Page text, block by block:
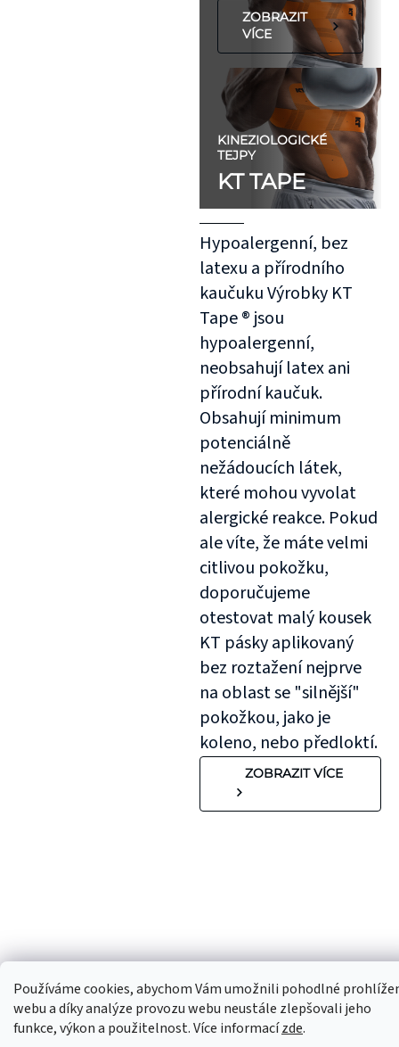
Používáme cookies, abychom Vám umožnili pohodlné
webu a díky analýze provozu webu neustále zlepšovali jeho
funkce, výkon a použitelnost. Více informacízde.
ZOBRAZIT
VÍCE
KINEZIOLOGICKÉ
TEJPY
KT TAPE
Hypoalergenní, bez
latexu a přírodního
kaučuku Výrobky KT
Tape ® jsou
hypoalergenní,
neobsahují latex ani
přírodní kaučuk.
Obsahují minimum
potenciálně
nežádoucích látek,
které mohou vyvolat
alergické reakce. Pokud
ale víte, že máte velmi
citlivou pokožku,
doporučujeme
otestovat malý kousek
KT pásky aplikovaný
bez roztažení nejprve
na oblast se "silnější"
pokožkou, jako je
koleno, nebo předloktí.
ZOBRAZIT VÍCE